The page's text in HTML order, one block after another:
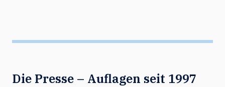
Die Presse – Auflagen seit 1997